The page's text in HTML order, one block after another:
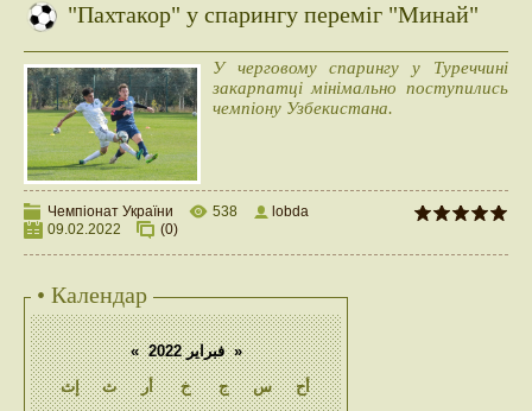
"Пахтакор" у спарингу переміг "Минай"
У черговому спарингу у Туреччині
закарпатці мінімально поступились
чемпіону Узбекистана.
Чемпіонат України 538
lobda
09.02.2022
(0)
• Календар
« فبراير 2022 »
إث
ث أر خ ج س أح